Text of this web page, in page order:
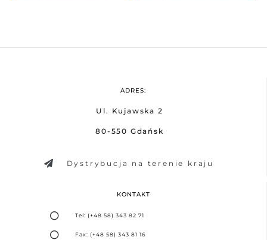
ADRES:
Ul. Kujawska 2
80-550 Gdańsk
Dystrybucja na terenie kraju
KONTAKT
Tel: (+48 58) 343 82 71
Fax: (+48 58) 343 81 16